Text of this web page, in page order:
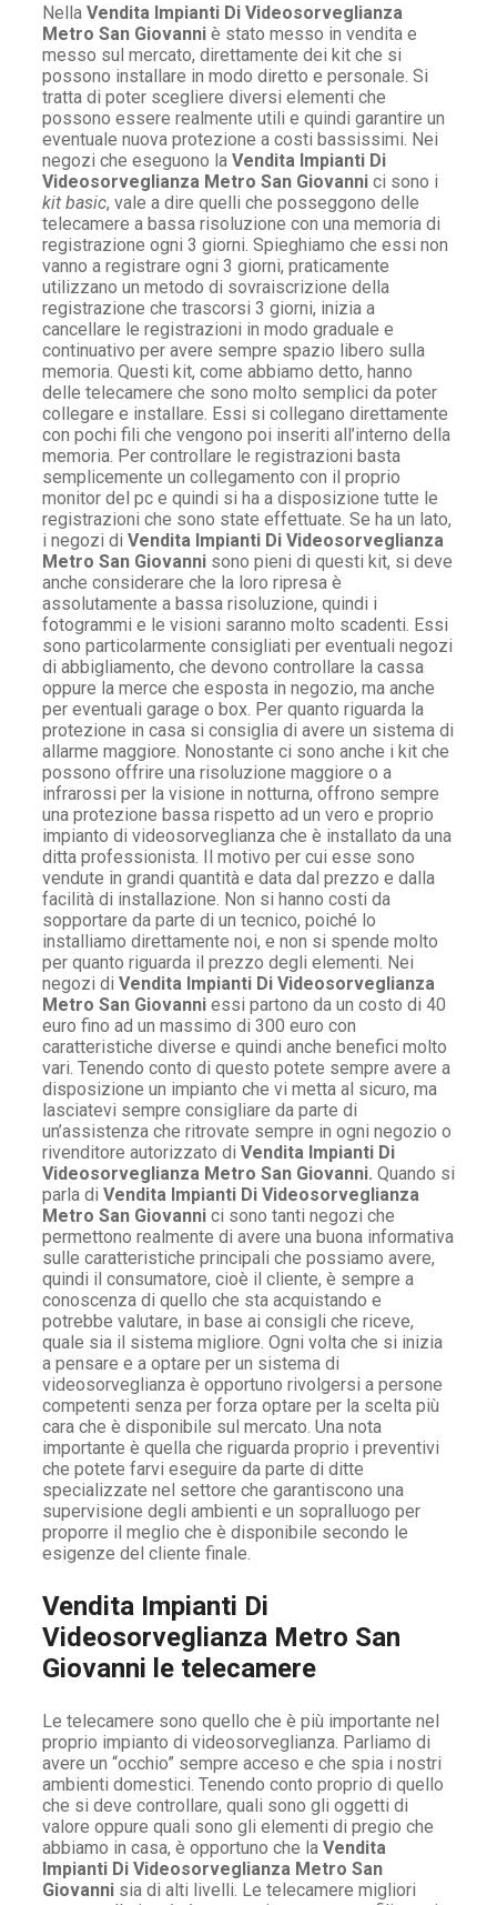
Nella Vendita Impianti Di Videosorveglianza
Metro San Giovanni è stato messo in vendita e
messo sul mercato, direttamente dei kit che si
possono installare in modo diretto e personale. Si
tratta di poter scegliere diversi elementi che
possono essere realmente utili e quindi garantire un
eventuale nuova protezione a costi bassissimi. Nei
negozi che eseguono la Vendita Impianti Di
Videosorveglianza Metro San Giovanni ci sono i
kit basic, vale a dire quelli che posseggono delle
telecamere a bassa risoluzione con una memoria di
registrazione ogni 3 giorni. Spieghiamo che essi non
vanno a registrare ogni 3 giorni, praticamente
utilizzano un metodo di sovraiscrizione della
registrazione che trascorsi 3 giorni, inizia a
cancellare le registrazioni in modo graduale e
continuativo per avere sempre spazio libero sulla
memoria. Questi kit, come abbiamo detto, hanno
delle telecamere che sono molto semplici da poter
collegare e installare. Essi si collegano direttamente
con pochi fili che vengono poi inseriti all’interno della
memoria. Per controllare le registrazioni basta
semplicemente un collegamento con il proprio
monitor del pc e quindi si ha a disposizione tutte le
registrazioni che sono state effettuate. Se ha un lato,
i negozi di Vendita Impianti Di Videosorveglianza
Metro San Giovanni sono pieni di questi kit, si deve
anche considerare che la loro ripresa è
assolutamente a bassa risoluzione, quindi i
fotogrammi e le visioni saranno molto scadenti. Essi
sono particolarmente consigliati per eventuali negozi
di abbigliamento, che devono controllare la cassa
oppure la merce che esposta in negozio, ma anche
per eventuali garage o box. Per quanto riguarda la
protezione in casa si consiglia di avere un sistema di
allarme maggiore. Nonostante ci sono anche i kit che
possono offrire una risoluzione maggiore o a
infrarossi per la visione in notturna, offrono sempre
una protezione bassa rispetto ad un vero e proprio
impianto di videosorveglianza che è installato da una
ditta professionista. Il motivo per cui esse sono
vendute in grandi quantità e data dal prezzo e dalla
facilità di installazione. Non si hanno costi da
sopportare da parte di un tecnico, poiché lo
installiamo direttamente noi, e non si spende molto
per quanto riguarda il prezzo degli elementi. Nei
negozi di Vendita Impianti Di Videosorveglianza
Metro San Giovanni essi partono da un costo di 40
euro fino ad un massimo di 300 euro con
caratteristiche diverse e quindi anche benefici molto
vari. Tenendo conto di questo potete sempre avere a
disposizione un impianto che vi metta al sicuro, ma
lasciatevi sempre consigliare da parte di
un’assistenza che ritrovate sempre in ogni negozio o
rivenditore autorizzato di Vendita Impianti Di
Videosorveglianza Metro San Giovanni. Quando si
parla di Vendita Impianti Di Videosorveglianza
Metro San Giovanni ci sono tanti negozi che
permettono realmente di avere una buona informativa
sulle caratteristiche principali che possiamo avere,
quindi il consumatore, cioè il cliente, è sempre a
conoscenza di quello che sta acquistando e
potrebbe valutare, in base ai consigli che riceve,
quale sia il sistema migliore. Ogni volta che si inizia
a pensare e a optare per un sistema di
videosorveglianza è opportuno rivolgersi a persone
competenti senza per forza optare per la scelta più
cara che è disponibile sul mercato. Una nota
importante è quella che riguarda proprio i preventivi
che potete farvi eseguire da parte di ditte
specializzate nel settore che garantiscono una
supervisione degli ambienti e un sopralluogo per
proporre il meglio che è disponibile secondo le
esigenze del cliente finale.
Vendita Impianti Di
Videosorveglianza Metro San
Giovanni le telecamere
Le telecamere sono quello che è più importante nel
proprio impianto di videosorveglianza. Parliamo di
avere un “occhio” sempre acceso e che spia i nostri
ambienti domestici. Tenendo conto proprio di quello
che si deve controllare, quali sono gli oggetti di
valore oppure quali sono gli elementi di pregio che
abbiamo in casa, è opportuno che la Vendita
Impianti Di Videosorveglianza Metro San
Giovanni sia di alti livelli. Le telecamere migliori